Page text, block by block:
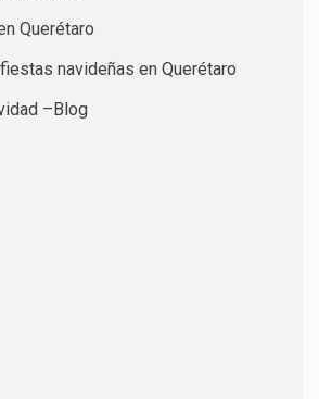
Querétaro
navideñas en Querétaro
–Blog